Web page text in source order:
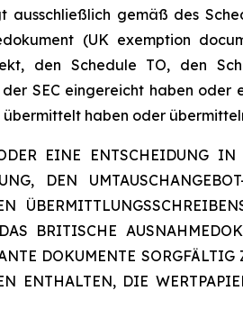
ausschließlich gemäß des
(UK exemption
den Schedule TO, den
SEC eingereicht haben oder
haben oder
EINE ENTSCHEIDUNG IN
DEN
BRITISCHE
DOKUMENTE SORGFÄLTIG
ENTHALTEN, DIE